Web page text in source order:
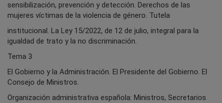
sensibilización, prevención y detección. Derechos de las
mujeres víctimas de la violencia de género. Tutela
institucional. La Ley 15/2022, de 12 de julio, integral para la
igualdad de trato y la no discriminación.
Tema 3
El Gobierno y la Administración. El Presidente del Gobierno. El
Consejo de Ministros.
Organización administrativa española: Ministros, Secretarios